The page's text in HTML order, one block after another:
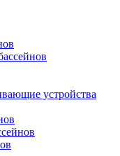
устройства